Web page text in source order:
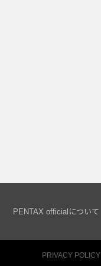
PENTAX officialについて
PRIVACY POLICY